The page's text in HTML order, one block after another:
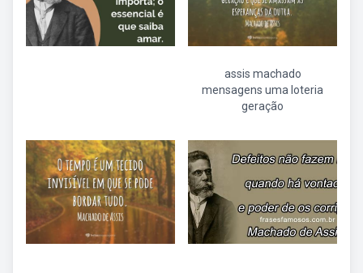
assis machado
mensagens uma loteria
geração